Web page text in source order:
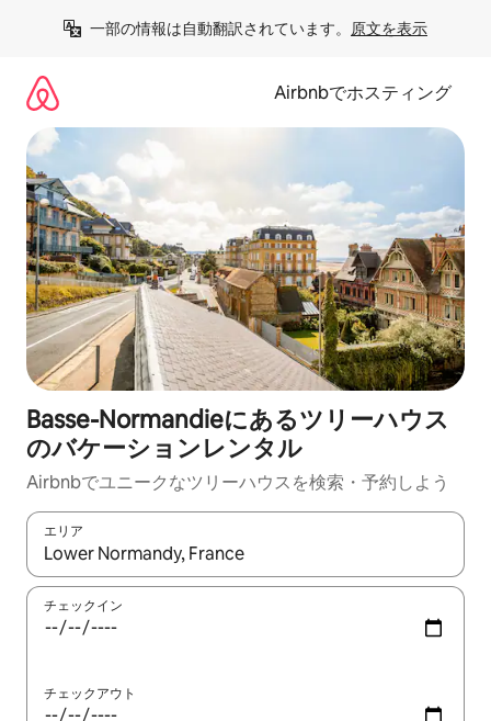
一部の情報は自動翻訳されています。 原文を表示
Airbnbでホスティング
Basse-Normandieにあるツリーハウス
のバケーションレンタル
Airbnbでユニークなツリーハウスを検索・予約しよう
エリア
検索結果が表示されたら、上下の矢印キーを使って移動するか
チェックイン
チェックアウト